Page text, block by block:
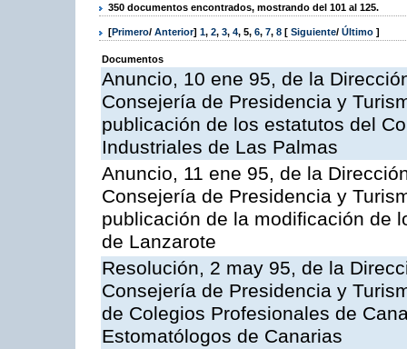
350 documentos encontrados, mostrando del 101 al 125.
[Primero/ Anterior] 1, 2, 3, 4, 5, 6, 7, 8 [ Siguiente/ Último ]
Documentos
Anuncio, 10 ene 95, de la
Consejería de Presidencia y
publicación de los estatutos del
Industriales de Las Palmas
Anuncio, 11 ene 95, de la
Consejería de Presidencia y
publicación de la modificación de
de Lanzarote
Resolución, 2 may 95, de la
Consejería de Presidencia y
de Colegios Profesionales de
Estomatólogos de Canarias